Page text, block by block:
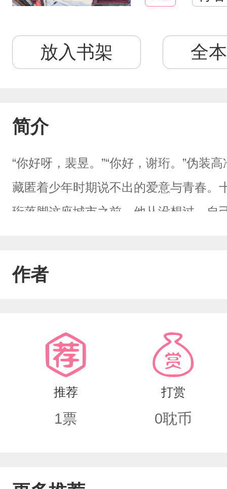
放入书架 全
简介
“你好呀，裴昱。”“你好，谢珩。”伪装
藏匿着少年时期说不出的爱意与青春。
珩落脚这座城市之前，他从没想过，自
一种心境，那个贯穿自己整个青春的
远记得。重逢时，谢珩低估了自己对
义。
作者
推荐
1票
打赏
0耽币